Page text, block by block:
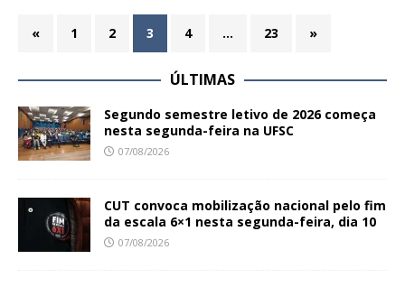
« 1 2 3 4 … 23 »
ÚLTIMAS
Segundo semestre letivo de 2026 começa
nesta segunda-feira na UFSC
07/08/2026
CUT convoca mobilização nacional pelo fim
da escala 6×1 nesta segunda-feira, dia 10
07/08/2026